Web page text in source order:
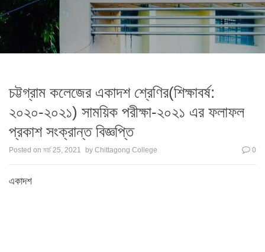
চট্টগ্রাম কলেজের একাদশ শ্রেণির(শিক্ষাবর্ষ:
২০২০-২০২১) সাময়িক পরীক্ষা-২০২১ এর ফলাফল
প্রকাশ সংক্রান্ত বিজ্ঞপ্তি
Posted on মার্চ 25, 2021 by Chittagong College 0
একাদশ